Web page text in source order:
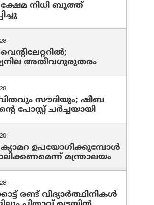
ക്ഷേമ നിധി ബൂത്ത്
അതീവഗുരുതരം
സൗദിയും; ഷീബ
പോസ്റ്റ് ചര്‍ച്ചയായി
ഉപയോഗിക്കുമ്പോള്‍
മന്ത്രാലയം
രണ്ട് വിദ്യാർത്ഥിനികൾ